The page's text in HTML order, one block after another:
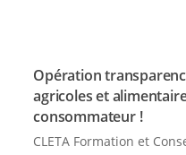
Opération
agricoles et
consommateur !
CLETA Formation et